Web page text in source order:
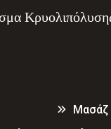
Μασάζ